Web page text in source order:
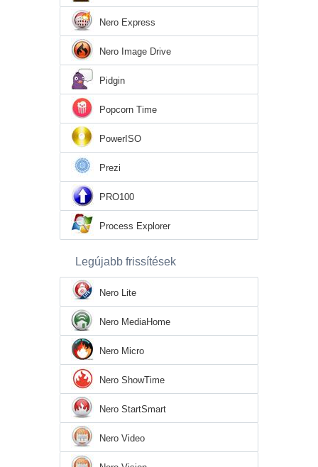
Nero Express
Nero Image Drive
Pidgin
Popcorn Time
PowerISO
Prezi
PRO100
Process Explorer
Legújabb frissítések
Nero Lite
Nero MediaHome
Nero Micro
Nero ShowTime
Nero StartSmart
Nero Video